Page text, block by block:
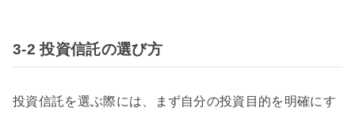
3-2 投資信託の選び方
投資信託を選ぶ際には、まず自分の投資目的を明確にす